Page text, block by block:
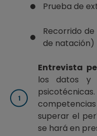
Prueba de
Recorrido
de natación)
Entrevista
los datos y
superar el
se hará en